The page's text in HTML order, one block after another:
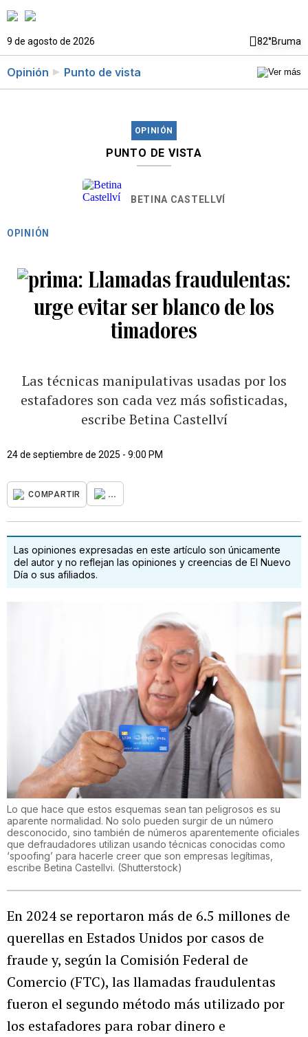
9 de agosto de 2026 82°Bruma
Opinión Punto de vista
OPINIÓN
PUNTO DE VISTA
BETINA CASTELLVÍ
OPINIÓN
Llamadas fraudulentas:
urge evitar ser blanco de los
timadores
Las técnicas manipulativas usadas por los
estafadores son cada vez más sofisticadas,
escribe Betina Castellví
24 de septiembre de 2025 - 9:00 PM
COMPARTIR ...
Las opiniones expresadas en este artículo son únicamente
del autor y no reflejan las opiniones y creencias de El Nuevo
Día o sus afiliados.
Lo que hace que estos esquemas sean tan peligrosos es su
aparente normalidad. No solo pueden surgir de un número
desconocido, sino también de números aparentemente oficiales
que defraudadores utilizan usando técnicas conocidas como
‘spoofing’ para hacerle creer que son empresas legítimas,
escribe Betina Castellvi. (Shutterstock)
En 2024 se reportaron más de 6.5 millones de
querellas en Estados Unidos por casos de
fraude y, según la Comisión Federal de
Comercio (FTC), las llamadas fraudulentas
fueron el segundo método más utilizado por
los estafadores para robar dinero e